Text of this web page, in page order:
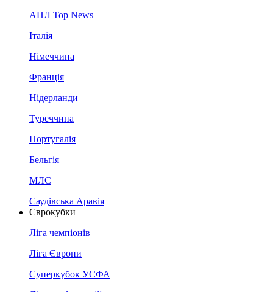
АПЛ Top News
Італія
Німеччина
Франція
Нідерланди
Туреччина
Португалія
Бельгія
МЛС
Саудівська Аравія
Єврокубки
Ліга чемпіонів
Ліга Європи
Суперкубок УЄФА